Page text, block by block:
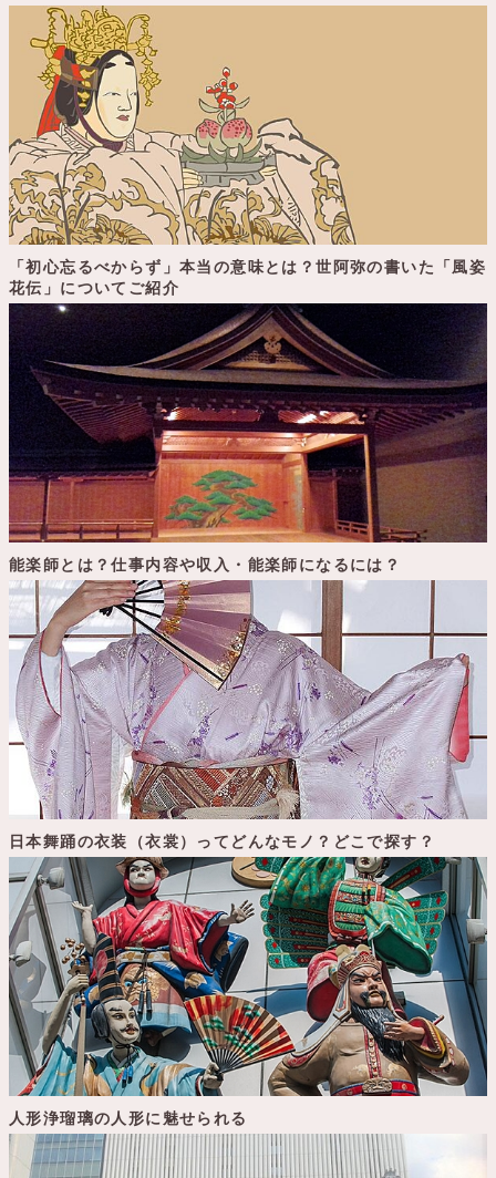
「初心忘るべからず」本当の意味とは？世阿弥の書いた「風姿
花伝」についてご紹介
能楽師とは？仕事内容や収入・能楽師になるには？
日本舞踊の衣装（衣裳）ってどんなモノ？どこで探す？
人形浄瑠璃の人形に魅せられる